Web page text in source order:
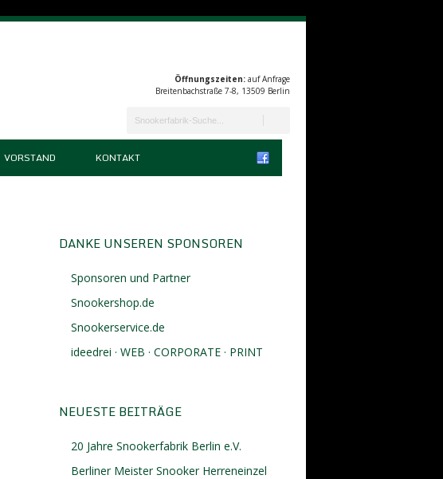
Öffnungszeiten: auf Anfrage
Breitenbachstraße 7-8, 13509 Berlin
VORSTAND KONTAKT
DANKE UNSEREN SPONSOREN
Sponsoren und Partner
Snookershop.de
Snookerservice.de
ideedrei · WEB · CORPORATE · PRINT
NEUESTE BEITRÄGE
20 Jahre Snookerfabrik Berlin e.V.
Berliner Meister Snooker Herreneinzel